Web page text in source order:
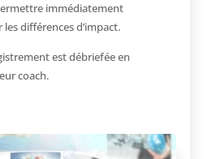
immédiatement
différences d’impact.
est débriefée en
coach.